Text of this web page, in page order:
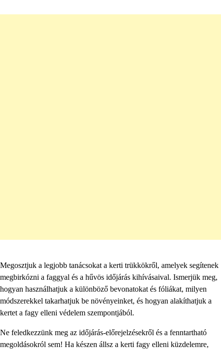
Megosztjuk a legjobb tanácsokat a kerti trükkökről, amelyek segítenek
megbirkózni a faggyal és a hűvös időjárás kihívásaival. Ismerjük meg,
hogyan használhatjuk a különböző bevonatokat és fóliákat, milyen
módszerekkel takarhatjuk be növényeinket, és hogyan alakíthatjuk a
kertet a fagy elleni védelem szempontjából.
Ne feledkezzünk meg az időjárás-előrejelzésekről és a fenntartható
megoldásokról sem! Ha készen állsz a kerti fagy elleni küzdelemre,